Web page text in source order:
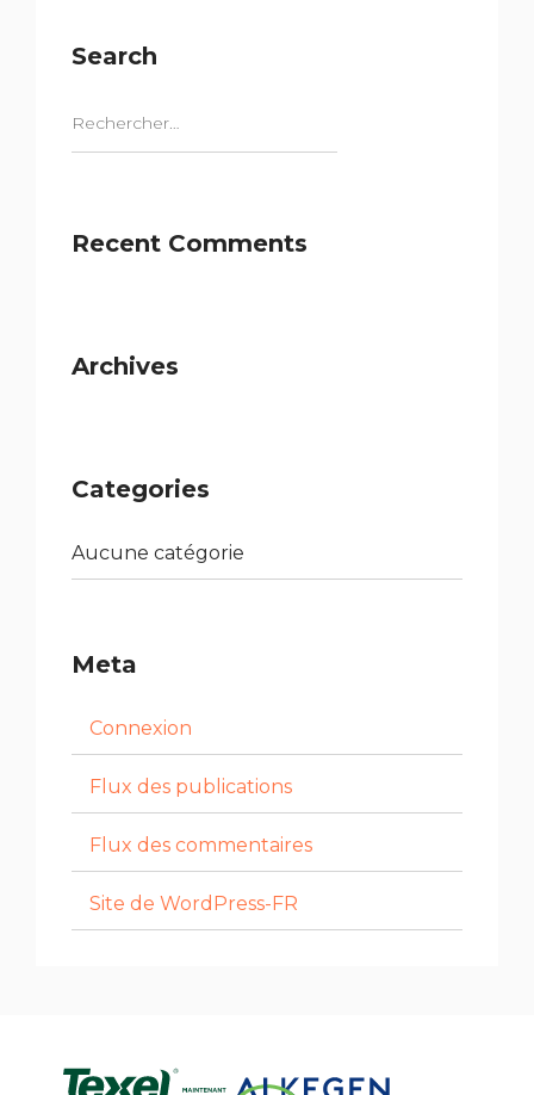
Search
Recent Comments
Archives
Categories
Aucune catégorie
Meta
Connexion
Flux des publications
Flux des commentaires
Site de WordPress-FR